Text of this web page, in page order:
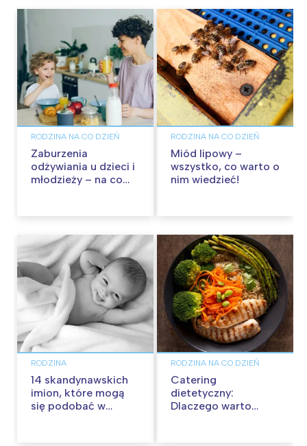
RODZINA NA CO DZIEŃ
Zaburzenia
odżywiania u dzieci i
młodzieży – na co
RODZINA NA CO DZIEŃ
Miód lipowy –
wszystko, co warto o
nim wiedzieć!
RODZINA
14 skandynawskich
imion, które mogą
się podobać w
RODZINA NA CO DZIEŃ
Catering
dietetyczny:
Dlaczego warto